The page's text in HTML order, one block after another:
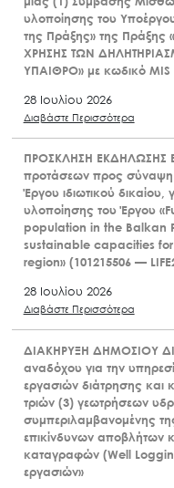
υλοποίησης του
της Πράξης» της
ΧΡΗΣΗΣ ΤΩΝ
ΥΠΑΙΘΡΟ» με κωδικό MIS
28 Ιουλίου 2026
Διαβάστε Περισσότερα
ΠΡΟΣΚΛΗΣΗ ΕΚΔΗΛΩΣΗΣ
προτάσεων προς
Έργου ιδιωτικού
υλοποίησης του Έργου
population in the Balkan
sustainable capacities
region» (101215506 —
28 Ιουλίου 2026
Διαβάστε Περισσότερα
ΔΙΑΚΗΡΥΞΗ ΔΗΜΟΣΙΟΥ
αναδόχου για την
εργασιών διάτρησης και
τριών (3) γεωτρήσεων
συμπεριλαμβανομένης
επικίνδυνων αποβλήτων
καταγραφών (Well
εργασιών»